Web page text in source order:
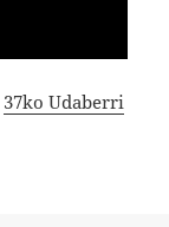
37ko Udaberri